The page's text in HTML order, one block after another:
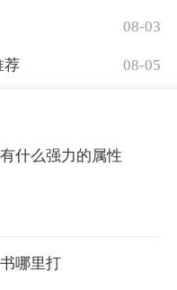
08-03
荐 08-05
什么强力的属性
哪里打